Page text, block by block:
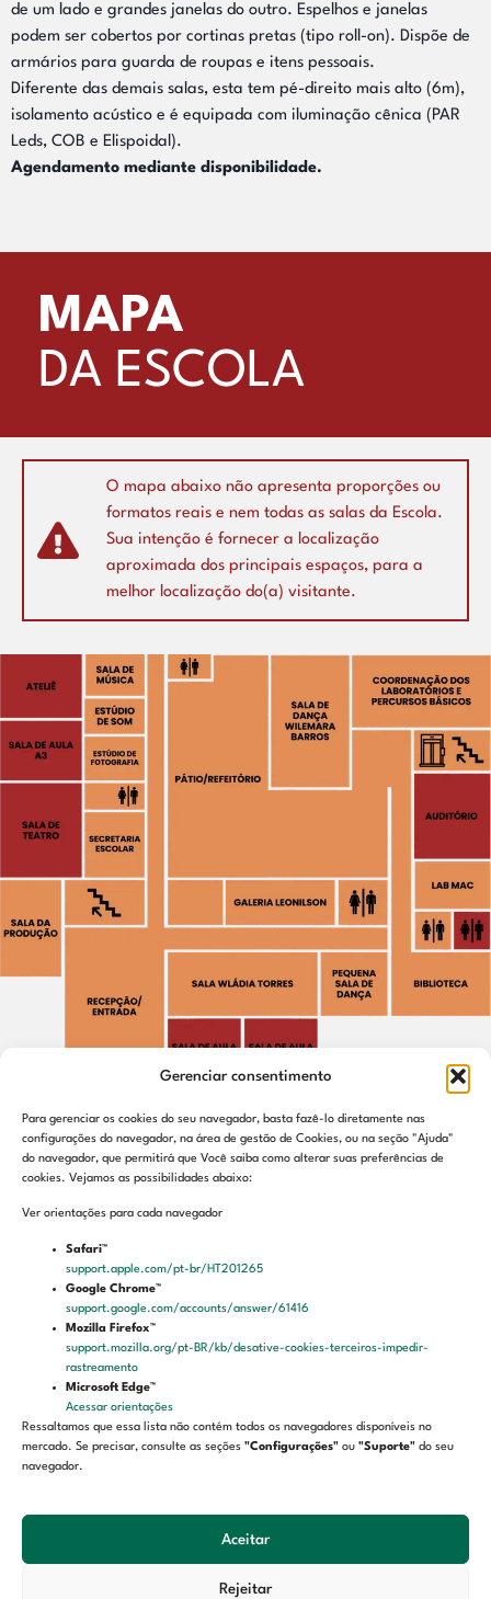
Gerenciar consentimento
Para gerenciar os cookies do seu navegador, basta fazê-lo diretamente nas
configurações do navegador, na área de gestão de Cookies, ou na seção "Ajuda"
do navegador, que permitirá que Você saiba como alterar suas preferências de
cookies. Vejamos as possibilidades abaixo:
Ver orientações para cada navegador
Safari™
support.apple.com/pt-br/HT201265
Google Chrome™
support.google.com/accounts/answer/61416
Mozilla Firefox™
support.mozilla.org/pt-BR/kb/desative-cookies-terceiros-impedir-
rastreamento
Microsoft Edge™
Acessar orientações
Ressaltamos que essa lista não contém todos os navegadores disponíveis no
mercado. Se precisar, consulte as seções "Configurações" ou "Suporte" do seu
navegador.
Aceitar
Rejeitar
de um lado e grandes janelas do outro. Espelhos e janelas
podem ser cobertos por cortinas pretas (tipo roll-on). Dispõe de
armários para guarda de roupas e itens pessoais.
Diferente das demais salas, esta tem pé-direito mais alto (6m),
isolamento acústico e é equipada com iluminação cênica (PAR
Leds, COB e Elispoidal).
Agendamento mediante disponibilidade.
MAPA
DA ESCOLA
O mapa abaixo não apresenta proporções ou
formatos reais e nem todas as salas da Escola.
Sua intenção é fornecer a localização
aproximada dos principais espaços, para a
melhor localização do(a) visitante.
Contato
Endereço: Rua Dragão do Mar, 160 – Praia de Iracema
CEP: 60.060-195
Fortaleza – Ceará
LGPD
Política de cookies